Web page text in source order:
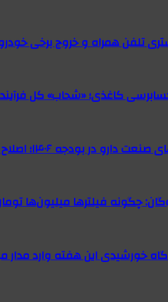
تلفن همراه و خروج برخی
کاغذی؛ «شحاب» کل
بودجه ۱۴۰۶؛ اصلاح بانک سپه در دستور کار
چگونه فیلترها میلیون‌ها